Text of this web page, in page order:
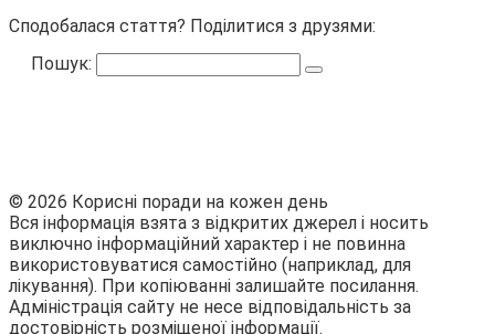
Сподобалася стаття? Поділитися з друзями:
Пошук:
© 2026 Корисні поради на кожен день
Вся інформація взята з відкритих джерел і носить
виключно інформаційний характер і не повинна
використовуватися самостійно (наприклад, для
лікування). При копіюванні залишайте посилання.
Адміністрація сайту не несе відповідальність за
достовірність розміщеної інформації.